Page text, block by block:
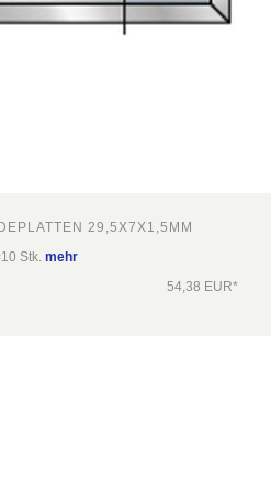
29,5X7X1,5MM
Stk. mehr
54,38 EUR*